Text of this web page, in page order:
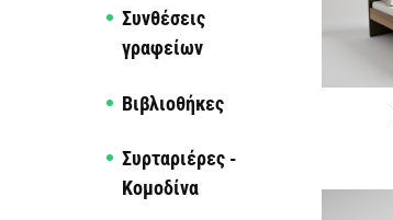
Συνθέσεις
γραφείων
Βιβλιοθήκες
Συρταριέρες -
Κομοδίνα